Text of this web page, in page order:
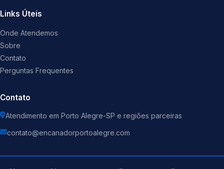
Links Úteis
Onde Atendemos
Sobre
Contato
Perguntas Frequentes
Contato
Atendimento em Porto Alegre-SP e regiões parceiras
contato@encanadorportoalegre.com